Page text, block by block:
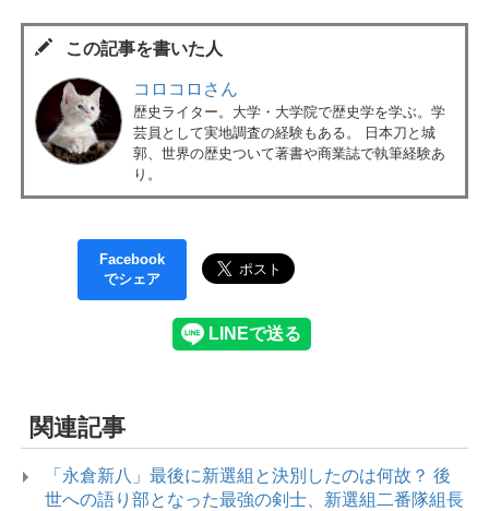
この記事を書いた人
コロコロさん
歴史ライター。大学・大学院で歴史学を学ぶ。学
芸員として実地調査の経験もある。 日本刀と城
郭、世界の歴史ついて著書や商業誌で執筆経験あ
り。
Facebook
でシェア
関連記事
「永倉新八」最後に新選組と決別したのは何故？ 後
世への語り部となった最強の剣士、新選組二番隊組長